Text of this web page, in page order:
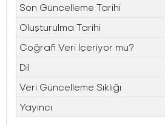
Son Güncelleme Tarihi
Oluşturulma Tarihi
Coğrafi Veri İçeriyor mu?
Dil
Veri Güncelleme Sıklığı
Yayıncı